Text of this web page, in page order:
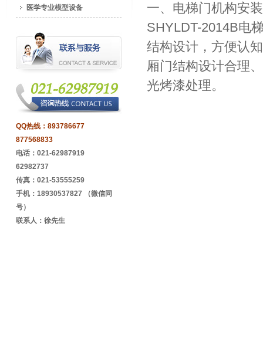
一、电梯门机构安
SHYLDT-2014B电
结构设计，方便认
厢门结构设计合理
光烤漆处理。
医学专业模型设备
QQ热线： 893786677
877568833
电话：021-62987919
62982737
传真：021-53555259
手机：18930537827 （微信同
号）
联系人：徐先生